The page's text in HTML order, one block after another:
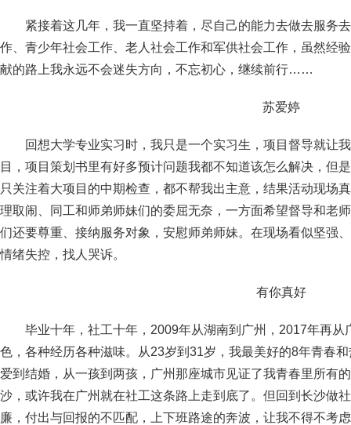
紧接着这几年，我一直坚持着，尽自己的能力去做去服务
作、青少年社会工作、老人社会工作和军供社会工作，虽然经
献的路上我永远不会迷失方向，不忘初心，继续前行……
苏爱婷
回想大学专业实习时，我只是一个实习生，项目督导就让
目，项目策划书里有好多预计问题我都不知道该怎么解决，但
只关注着大项目的中期检查，都不帮我出主意，结果活动现场
理取闹、同工和师弟师妹们的委屈无奈，一方面希望督导和老
们还要尊重、接纳服务对象，安慰师弟师妹。在现场看似坚强
情绪失控，找人哭诉。
有你真好
毕业十年，社工十年，2009年从湖南到广州，2017年再从
色，各种经历各种滋味。从23岁到31岁，我最美好的8年青春
爱到结婚，从一孩到两孩，广州那座城市见证了我青春里所有
沙，或许我在广州就在社工这条路上走到底了。但回到长沙做
廉，付出与回报的不匹配，上下班路途的奔波，让我不得不考